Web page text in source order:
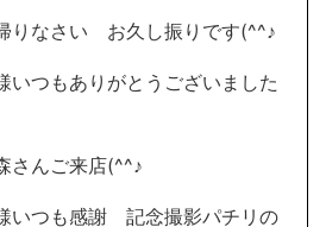
りなさい お久し振りです(^^♪
いつもありがとうございました
さんご来店(^^♪
いつも感謝 記念撮影パチリの